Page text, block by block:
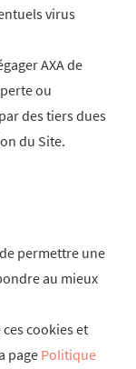
virus
AXA de
ou
des tiers dues
du Site.
permettre une
au mieux
cookies et
page Politique